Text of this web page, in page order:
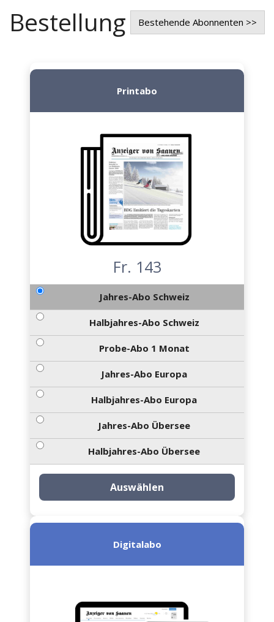
Bestellung Bestehende Abonnenten >>
Printabo
Fr. 143
Jahres-Abo Schweiz
Halbjahres-Abo Schweiz
Probe-Abo 1 Monat
Jahres-Abo Europa
Halbjahres-Abo Europa
Jahres-Abo Übersee
Halbjahres-Abo Übersee
Auswählen
Digitalabo